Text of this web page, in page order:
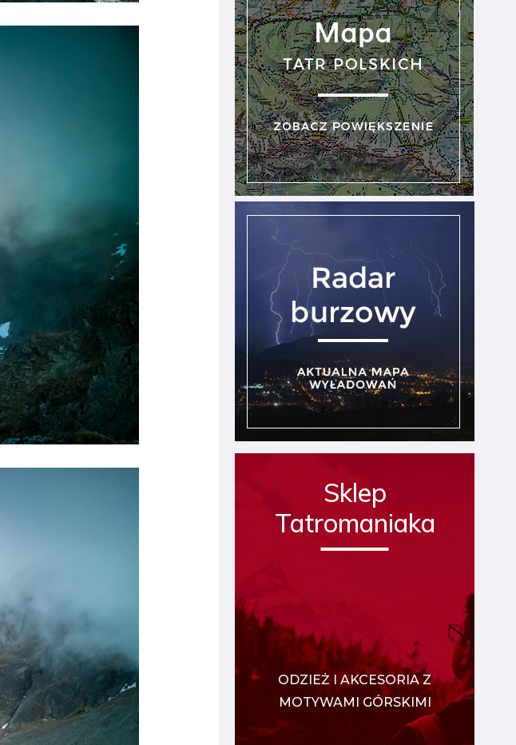
Sklep
Tatromaniaka
ODZIEŻ I AKCESORIA Z
MOTYWAMI GÓRSKIMI